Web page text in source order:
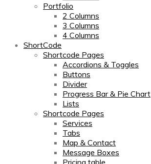
Portfolio
2 Columns
3 Columns
4 Columns
ShortCode
Shortcode Pages
Accordions & Toggles
Buttons
Divider
Progress Bar & Pie Chart
Lists
Shortcode Pages
Services
Tabs
Map & Contact
Message Boxes
Pricing table